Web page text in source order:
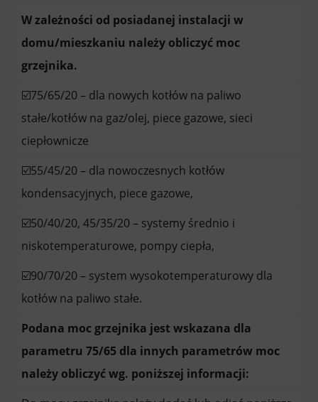
W zależności od posiadanej instalacji w
domu/mieszkaniu należy obliczyć moc
grzejnika.
☑️75/65/20 – dla nowych kotłów na paliwo
stałe/kotłów na gaz/olej, piece gazowe, sieci
ciepłownicze
☑️55/45/20 – dla nowoczesnych kotłów
kondensacyjnych, piece gazowe,
☑️50/40/20, 45/35/20 – systemy średnio i
niskotemperaturowe, pompy ciepła,
☑️90/70/20 – system wysokotemperaturowy dla
kotłów na paliwo stałe.
Podana moc grzejnika jest wskazana dla
parametru 75/65 dla innych parametrów moc
należy obliczyć wg. poniższej informacji: